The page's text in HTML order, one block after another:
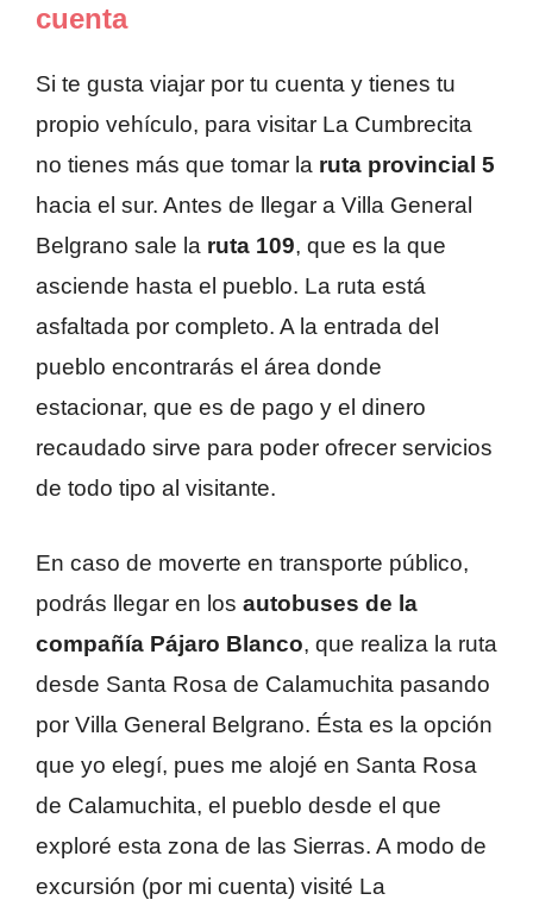
cuenta
Si te gusta viajar por tu cuenta y tienes tu
propio vehículo, para visitar La Cumbrecita
no tienes más que tomar la ruta provincial 5
hacia el sur. Antes de llegar a Villa General
Belgrano sale la ruta 109, que es la que
asciende hasta el pueblo. La ruta está
asfaltada por completo. A la entrada del
pueblo encontrarás el área donde
estacionar, que es de pago y el dinero
recaudado sirve para poder ofrecer servicios
de todo tipo al visitante.
En caso de moverte en transporte público,
podrás llegar en los autobuses de la
compañía Pájaro Blanco, que realiza la ruta
desde Santa Rosa de Calamuchita pasando
por Villa General Belgrano. Ésta es la opción
que yo elegí, pues me alojé en Santa Rosa
de Calamuchita, el pueblo desde el que
exploré esta zona de las Sierras. A modo de
excursión (por mi cuenta) visité La